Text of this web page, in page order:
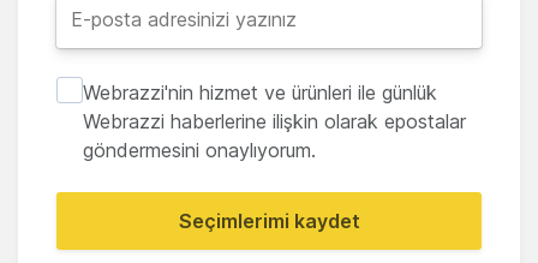
Webrazzi'nin hizmet ve ürünleri ile günlük
Webrazzi haberlerine ilişkin olarak epostalar
göndermesini onaylıyorum.
Seçimlerimi kaydet